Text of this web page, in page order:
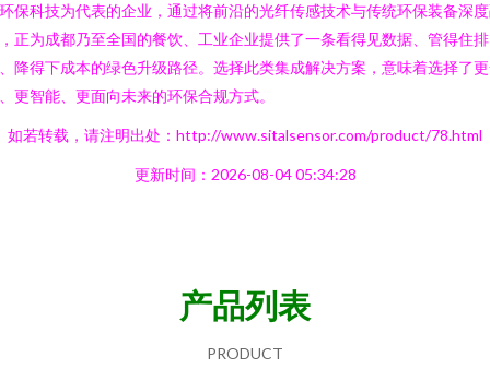
保科技为代表的企业，通过将前沿的光纤传感技术与传统环保装备深
正为成都乃至全国的餐饮、工业企业提供了一条看得见数据、管得住排
降得下成本的绿色升级路径。选择此类集成解决方案，意味着选择了
更智能、更面向未来的环保合规方式。
如若转载，请注明出处：http://www.sitalsensor.com/product/78.html
更新时间：2026-08-04 05:34:28
产品列表
PRODUCT